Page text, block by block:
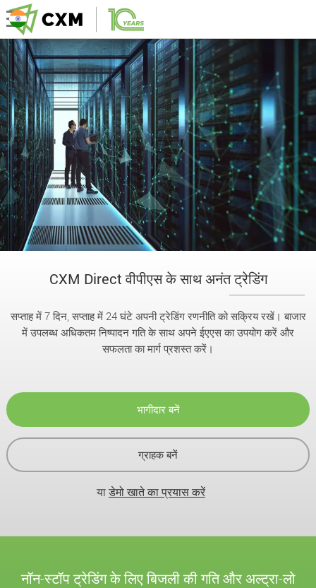
CXM Direct वीपीएस के साथ अनंत ट्रेडिंग
सप्ताह में 7 दिन, सप्ताह में 24 घंटे अपनी ट्रेडिंग रणनीति को सक्रिय रखें। बाजार
में उपलब्ध अधिकतम निष्पादन गति के साथ अपने ईएएस का उपयोग करें और
सफलता का मार्ग प्रशस्त करें।
भागीदार बनें
ग्राहक बनें
याडेमो खाते का प्रयास करें
नॉन-स्टॉप ट्रेडिंग के लिए बिजली की गति और अल्ट्रा-लो